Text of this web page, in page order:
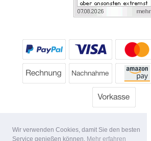
Wir verwenden Cookies, damit Sie den besten
Service genießen können. Mehr erfahren